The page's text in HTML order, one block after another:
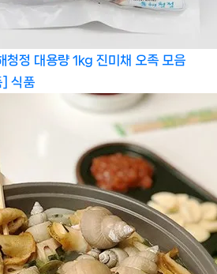
청정 대용량 1kg 진미채 오족 모음
식품